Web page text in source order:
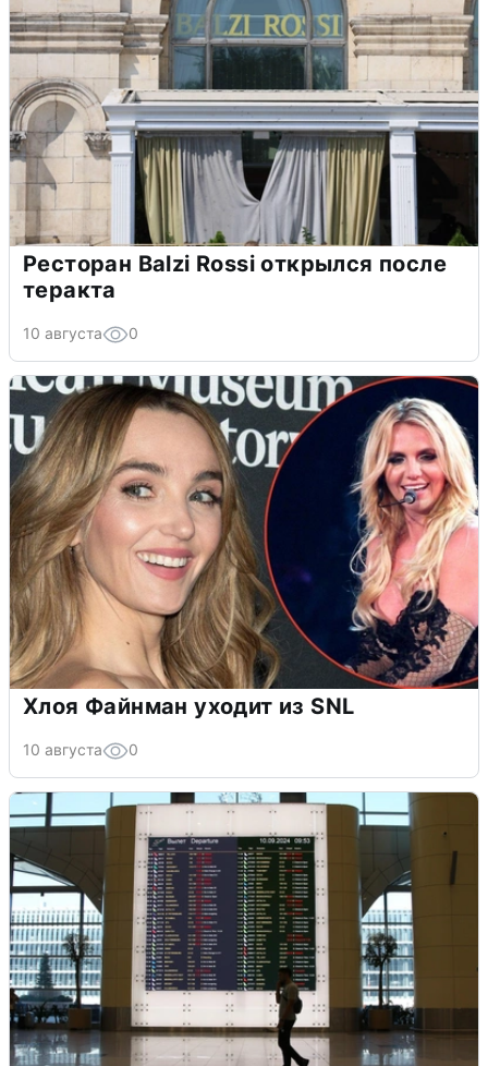
Ресторан Balzi Rossi открылся после
теракта
10 августа 0
Хлоя Файнман уходит из SNL
10 августа 0